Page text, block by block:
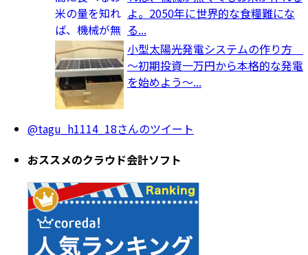
よ。2050年に世界的な食糧難にな
る...
小型太陽光発電システムの作り方
～初期投資一万円から本格的な発電
を始めよう～...
@tagu_h1114_18さんのツイート
おススメのクラウド会計ソフト